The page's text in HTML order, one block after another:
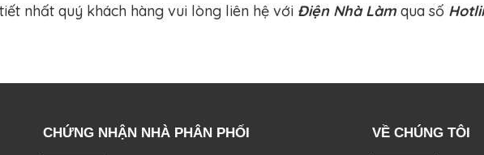
nhất quý khách hàng vui lòng liên hệ với Điện Nhà Làmqua số
CHỨNG NHẬN NHÀ PHÂN PHỐI VỀ CHÚNG TÔI